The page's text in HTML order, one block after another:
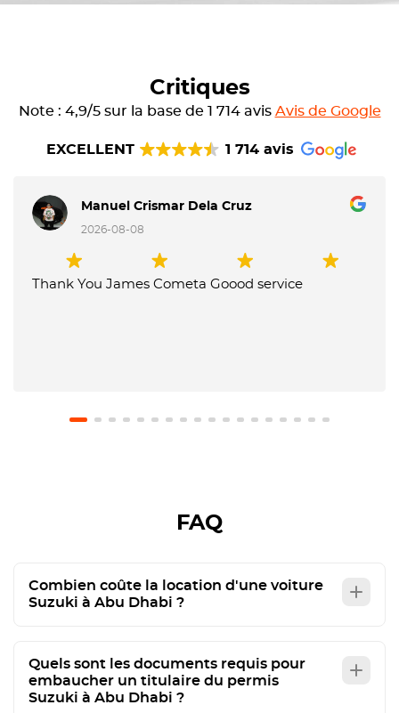
Critiques
Note : 4,9/5 sur la base de 1 714 avis Avis de Google
EXCELLENT 1 714 avis
Manuel Crismar Dela Cruz
2026-08-08
Thank You James Cometa Goood service
FAQ
Combien coûte la location d'une voiture
Suzuki à Abu Dhabi ?
Quels sont les documents requis pour
embaucher un titulaire du permis
Suzuki à Abu Dhabi ?